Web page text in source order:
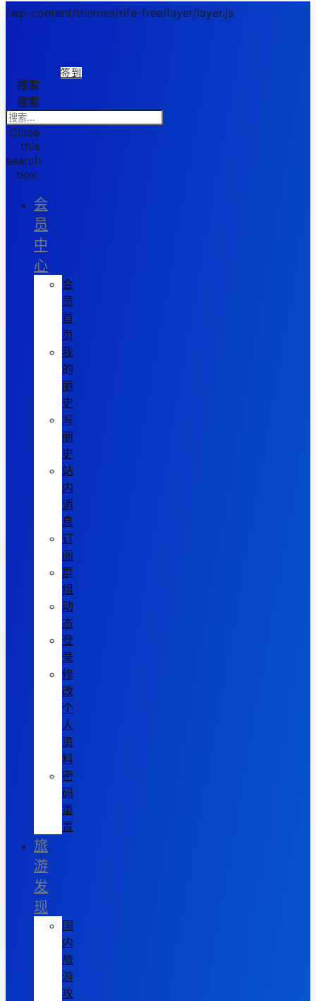
/wp-content/themes/rife-free/layer/layer.js
签到
搜索
搜索
Close
this
search
box.
会
员
中
心
会
员
首
页
我
的
丽
史
写
丽
史
站
内
消
息
订
阅
群
组
动
态
登
录
修
改
个
人
资
料
密
码
重
置
旅
游
发
现
国
内
旅
游
攻